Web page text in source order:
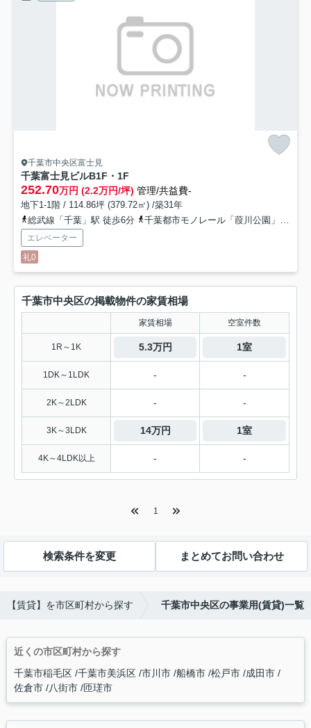
千葉市中央区富士見
千葉富士見ビルB1F・1F
252.70万円 (2.2万円/坪) 管理/共益費-
地下1-1階 / 114.86坪 (379.72㎡) /築31年
総武線「千葉」駅 徒歩6分
千葉都市モノレール「葭川公園」駅 徒歩5分
エレベーター
礼0
千葉市中央区の掲載物件の家賃相場
家賃相場 空室件数
1R～1K 5.3万円 1室
1DK～1LDK - -
2K～2LDK - -
3K～3LDK 14万円 1室
4K～4LDK以上 - -
1
検索条件を変更 まとめてお問い合わせ
【賃貸】を市区町村から探す 千葉市中央区の事業用(賃貸)一覧
近くの市区町村から探す
千葉市稲毛区 千葉市美浜区 市川市 船橋市 松戸市 成田市
佐倉市 八街市 匝瑳市